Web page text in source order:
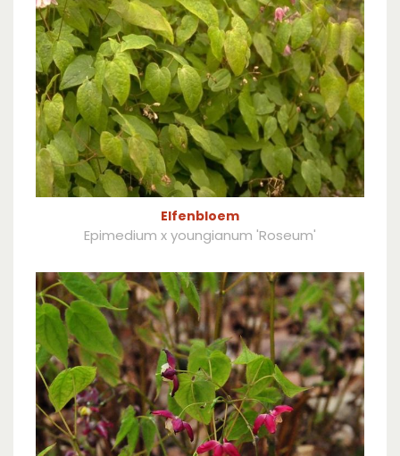
Elfenbloem
Epimedium x youngianum 'Roseum'